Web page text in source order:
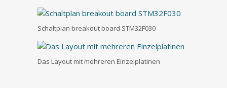
Schaltplan breakout board STM32F030
Das Layout mit mehreren Einzelplatinen